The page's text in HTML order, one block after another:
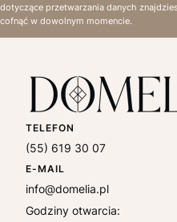
dotyczące przetwarzania danych
cofnąć w dowolnym momencie.
TELEFON
(55) 619 30 07
E-MAIL
info@domelia.pl
Godziny otwarcia: